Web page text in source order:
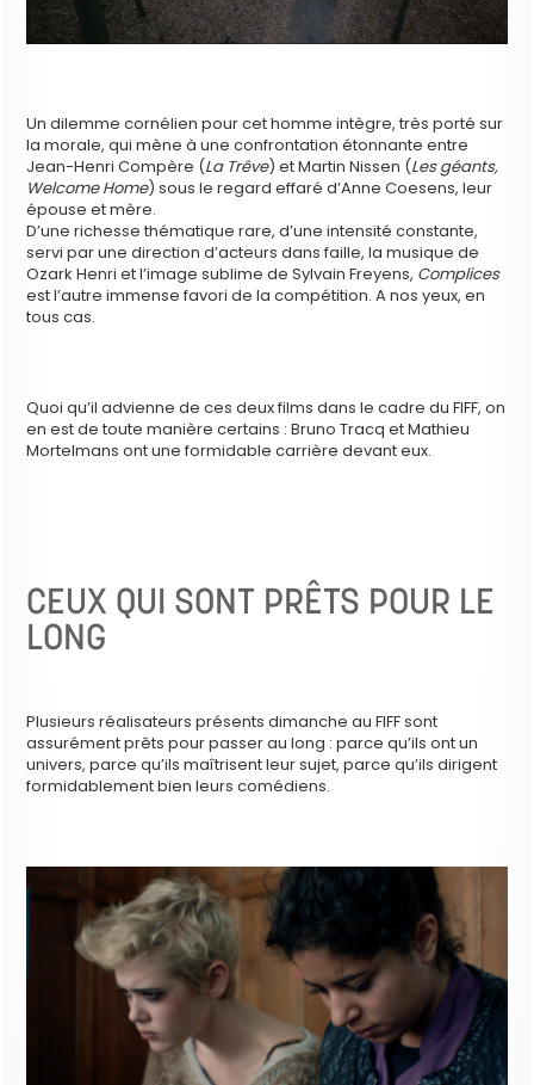
Un dilemme cornélien pour cet homme intègre, très porté sur
la morale, qui mène à une confrontation étonnante entre
Jean-Henri Compère (La Trêve) et Martin Nissen (Les géants,
Welcome Home) sous le regard effaré d’Anne Coesens, leur
épouse et mère.
D’une richesse thématique rare, d’une intensité constante,
servi par une direction d’acteurs dans faille, la musique de
Ozark Henri et l’image sublime de Sylvain Freyens, Complices
est l’autre immense favori de la compétition. A nos yeux, en
tous cas.
Quoi qu’il advienne de ces deux films dans le cadre du FIFF, on
en est de toute manière certains : Bruno Tracq et Mathieu
Mortelmans ont une formidable carrière devant eux.
CEUX QUI SONT PRÊTS POUR LE
LONG
Plusieurs réalisateurs présents dimanche au FIFF sont
assurément prêts pour passer au long : parce qu’ils ont un
univers, parce qu’ils maîtrisent leur sujet, parce qu’ils dirigent
formidablement bien leurs comédiens.